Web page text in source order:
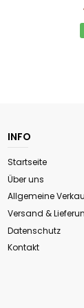
INFO
Startseite
Über uns
Allgemeine
Versand &
Datenschutz
Kontakt